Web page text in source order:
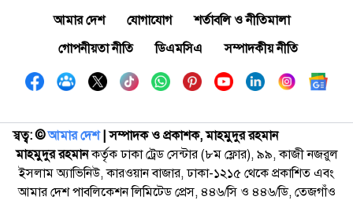
আমার দেশ যোগাযোগ
শর্তাবলি ও নীতিমালা
গোপনীয়তা নীতি
ডিএমসিএ সম্পাদকীয় নীতি
স্বত্ব: ©️আমার দেশ| সম্পাদক ও প্রকাশক, মাহমুদুর রহমান
মাহমুদুর রহমানকর্তৃক ঢাকা ট্রেড সেন্টার (৮ম ফ্লোর), ৯৯, কাজী নজরুল
ইসলাম অ্যাভিনিউ, কারওয়ান বাজার, ঢাকা-১২১৫ থেকে প্রকাশিত এবং
আমার দেশ পাবলিকেশন লিমিটেড প্রেস, ৪৪৬/সি ও ৪৪৬/ডি, তেজগাঁও